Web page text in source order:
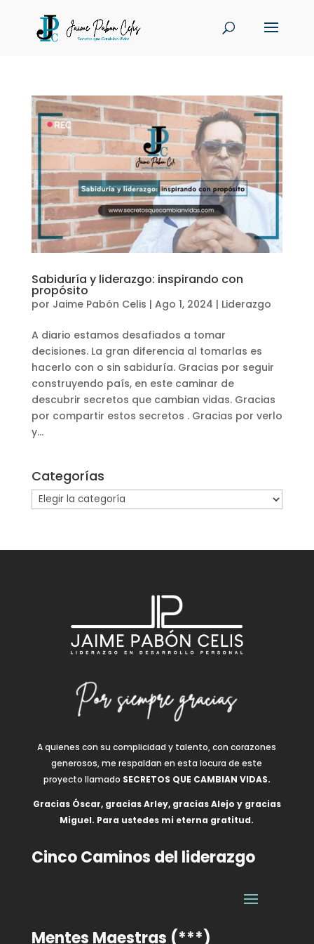
Sabiduría y liderazgo: inspirando con
propósito
por Jaime Pabón Celis | Ago 1, 2024 | Liderazgo
A diario estamos desafiados a tomar
decisiones. La gran diferencia al tomarlas es
hacerlo con o sin sabiduría. Gracias por seguir
construyendo país, en este caminar de
descubrir secretos que cambian vidas. Gracias
por compartir estos secretos . Gracias por verlo
y...
Categorías
Categorías
A quienes con su complicidad y talento, con corazones
generosos, me respaldan en esta locura de este
proyecto llamado SECRETOS QUE CAMBIAN VIDAS.
Gracias Óscar, gracias Arley, gracias Alejo y gracias
Miguel. Para ustedes mi eterna gratitud.
Cinco Caminos del liderazgo
Mentes Maestras (***)